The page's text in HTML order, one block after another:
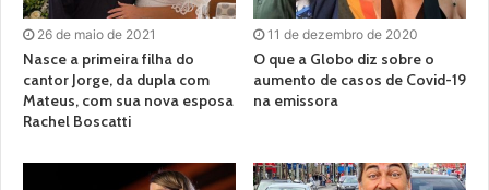
26 de maio de 2021
Nasce a primeira filha do
cantor Jorge, da dupla com
Mateus, com sua nova esposa
Rachel Boscatti
11 de dezembro de 2020
O que a Globo diz sobre o
aumento de casos de Covid-19
na emissora